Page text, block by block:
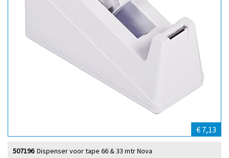
€ 7,13
Dispenser voor tape 66 & 33 mtr Nova
507196